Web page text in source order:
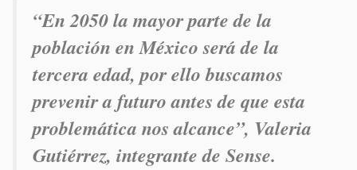
“En 2050 la mayor parte de la
población en México será de la
tercera edad, por ello buscamos
prevenir a futuro antes de que esta
problemática nos alcance”, Valeria
Gutiérrez, integrante de Sense.